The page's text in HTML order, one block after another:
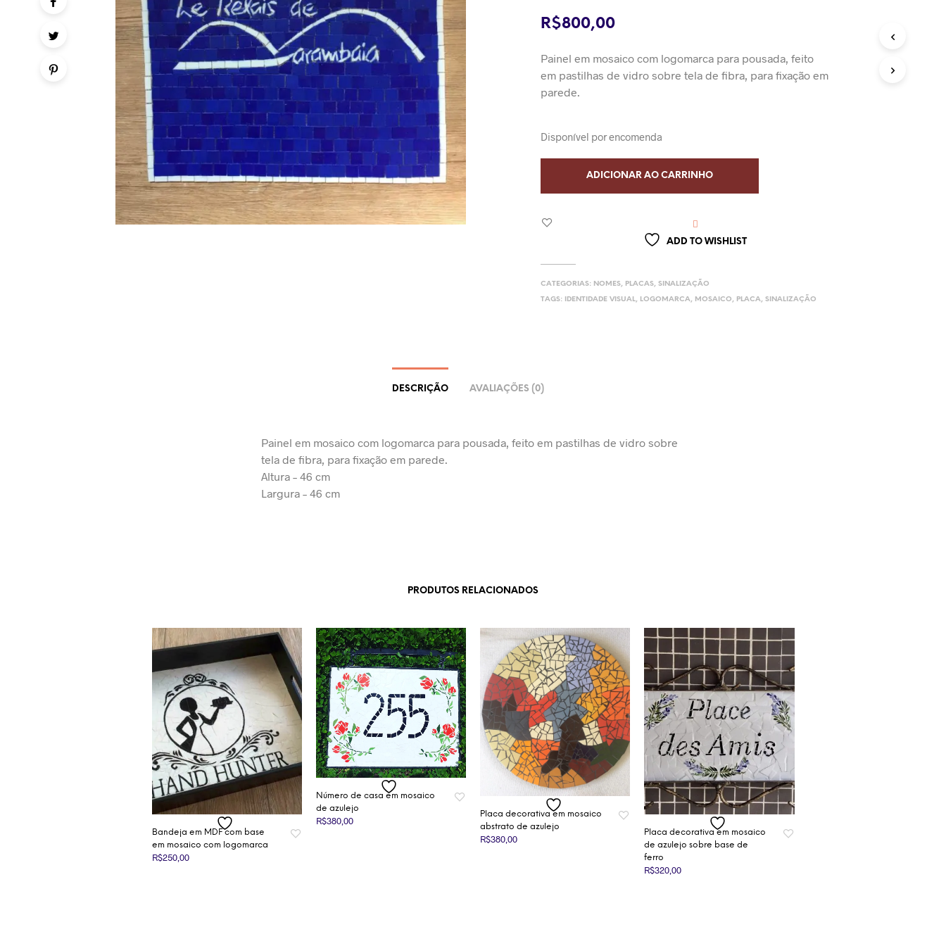
R$800,00
Painel em mosaico com logomarca para pousada, feito
em pastilhas de vidro sobre tela de fibra, para fixação em
parede.
Disponível por encomenda
ADICIONAR AO CARRINHO
ADD TO WISHLIST
CATEGORIAS: NOMES, PLACAS,SINALIZAÇÃO
TAGS:
IDENTIDADE VISUAL, LOGOMARCA, MOSAICO, PLACA,SINALIZAÇÃO
DESCRIÇÃO AVALIAÇÕES (0)
Painel em mosaico com logomarca para pousada, feito em pastilhas de vidro sobre
tela de fibra, para fixação em parede.
Altura – 46 cm
Largura – 46 cm
PRODUTOS RELACIONADOS
Bandeja em MDF com base
em mosaico com logomarca
R$250,00
Número de casa em mosaico
de azulejo
R$380,00
Placa decorativa em mosaico
abstrato de azulejo
R$380,00
Placa decorativa em mosaico
de azulejo sobre base de
ferro
R$320,00